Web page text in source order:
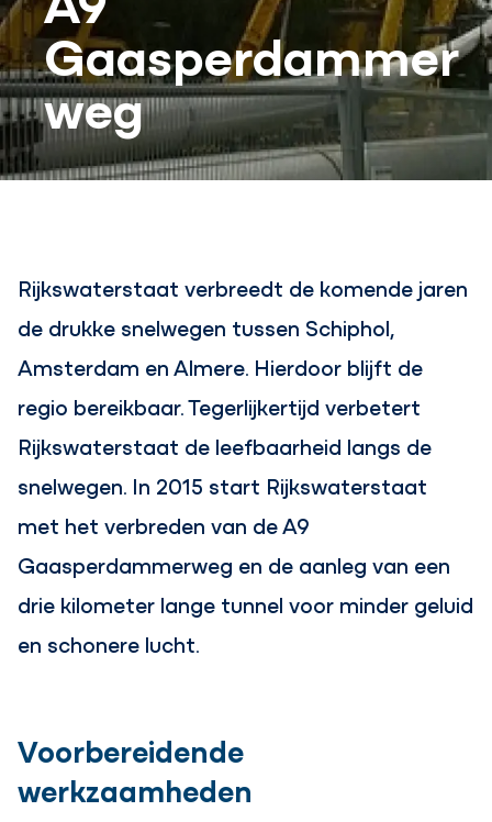
Gaasperdammer
weg
Rijkswaterstaat verbreedt de komende jaren
de drukke snelwegen tussen Schiphol,
Amsterdam en Almere. Hierdoor blijft de
regio bereikbaar. Tegerlijkertijd verbetert
Rijkswaterstaat de leefbaarheid langs de
snelwegen. In 2015 start Rijkswaterstaat
met het verbreden van de A9
Gaasperdammerweg en de aanleg van een
drie kilometer lange tunnel voor minder geluid
en schonere lucht.
Voorbereidende
werkzaamheden